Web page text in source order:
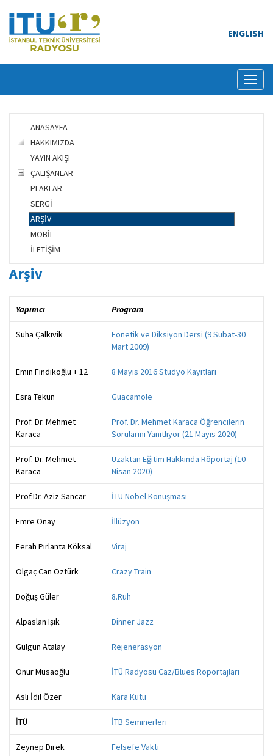
ENGLISH
ANASAYFA
HAKKIMIZDA
YAYIN AKIŞI
ÇALIŞANLAR
PLAKLAR
SERGİ
ARŞİV
MOBİL
İLETİŞİM
Arşiv
Yapımcı Program
Suha Çalkıvik
Fonetik ve Diksiyon Dersi (9 Subat-30
Mart 2009)
Emin Fındıkoğlu + 12 8 Mayıs 2016 Stüdyo Kayıtları
Esra Tekün Guacamole
Prof. Dr. Mehmet
Karaca
Prof. Dr. Mehmet Karaca Öğrencilerin
Sorularını Yanıtlıyor (21 Mayıs 2020)
Prof. Dr. Mehmet
Karaca
Uzaktan Eğitim Hakkında Röportaj (10
Nisan 2020)
Prof.Dr. Aziz Sancar İTÜ Nobel Konuşması
Emre Onay İllüzyon
Ferah Pırlanta Köksal Viraj
Olgaç Can Öztürk Crazy Train
Doğuş Güler 8.Ruh
Alpaslan Işık Dinner Jazz
Gülgün Atalay Rejenerasyon
Onur Musaoğlu İTÜ Radyosu Caz/Blues Röportajları
Aslı İdil Özer Kara Kutu
İTÜ İTB Seminerleri
Zeynep Direk Felsefe Vakti